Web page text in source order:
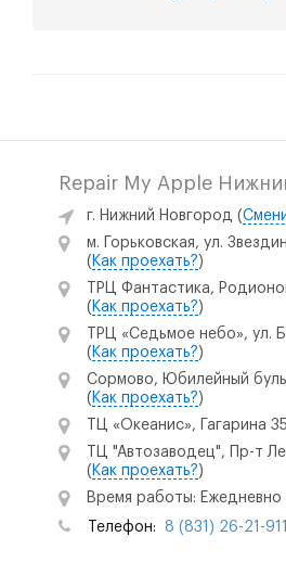
Repair My Apple
г. Нижний Новгород (
м. Горьковская, ул.
( Как проехать?)
ТРЦ Фантастика,
( Как проехать?)
ТРЦ «Седьмое небо», ул.
( Как проехать?)
Сормово, Юбилейный
( Как проехать?)
ТЦ «Океанис», Гагарина
ТЦ "Автозаводец", Пр-т
( Как проехать?)
Время работы:
Телефон: 8 (831) 26-21-911